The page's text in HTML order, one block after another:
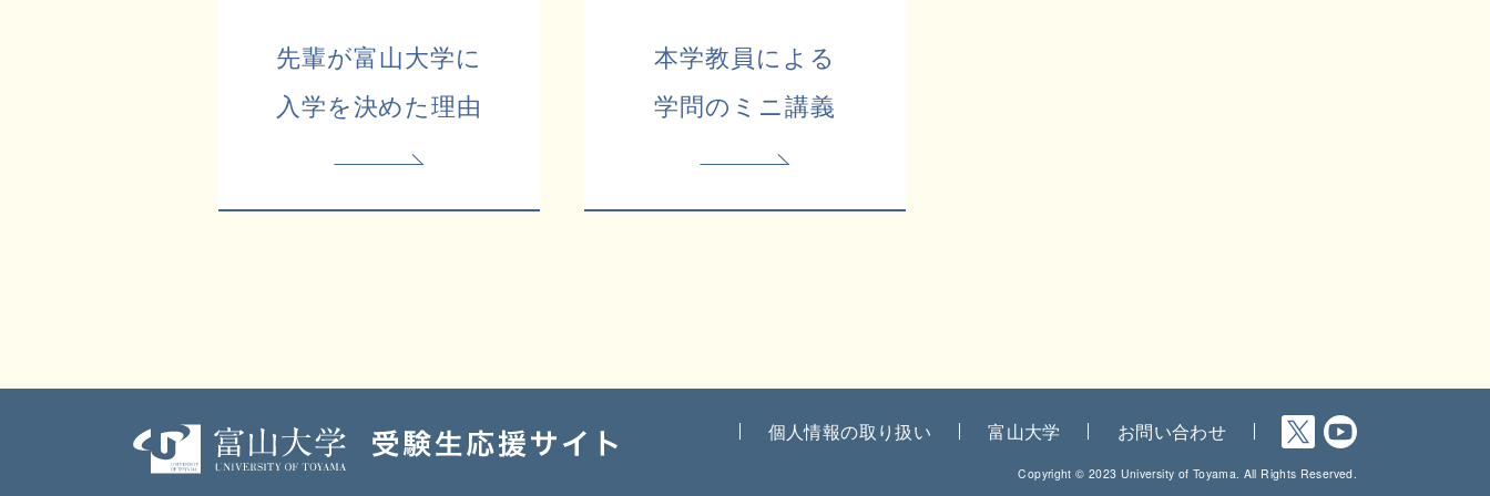
先輩が富山大学に
入学を決めた理由
本学教員による
学問のミニ講義
個人情報の取り扱い 富山大学 お問い合わせ
Copyright © 2023 University of Toyama. All Rights Reserved.